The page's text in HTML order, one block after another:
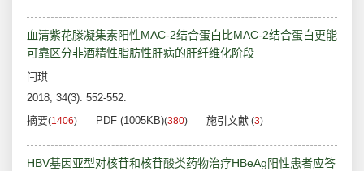
血清紫花滕凝集素阳性MAC-2结合蛋白比MAC-2结合蛋白更能
可靠区分非酒精性脂肪性肝病的肝纤维化阶段
闫琪
2018, 34(3): 552-552.
摘要(1406) PDF (1005KB)(380) 施引文献 (3)
HBV基因亚型对核苷和核苷酸类药物治疗HBeAg阳性患者应答